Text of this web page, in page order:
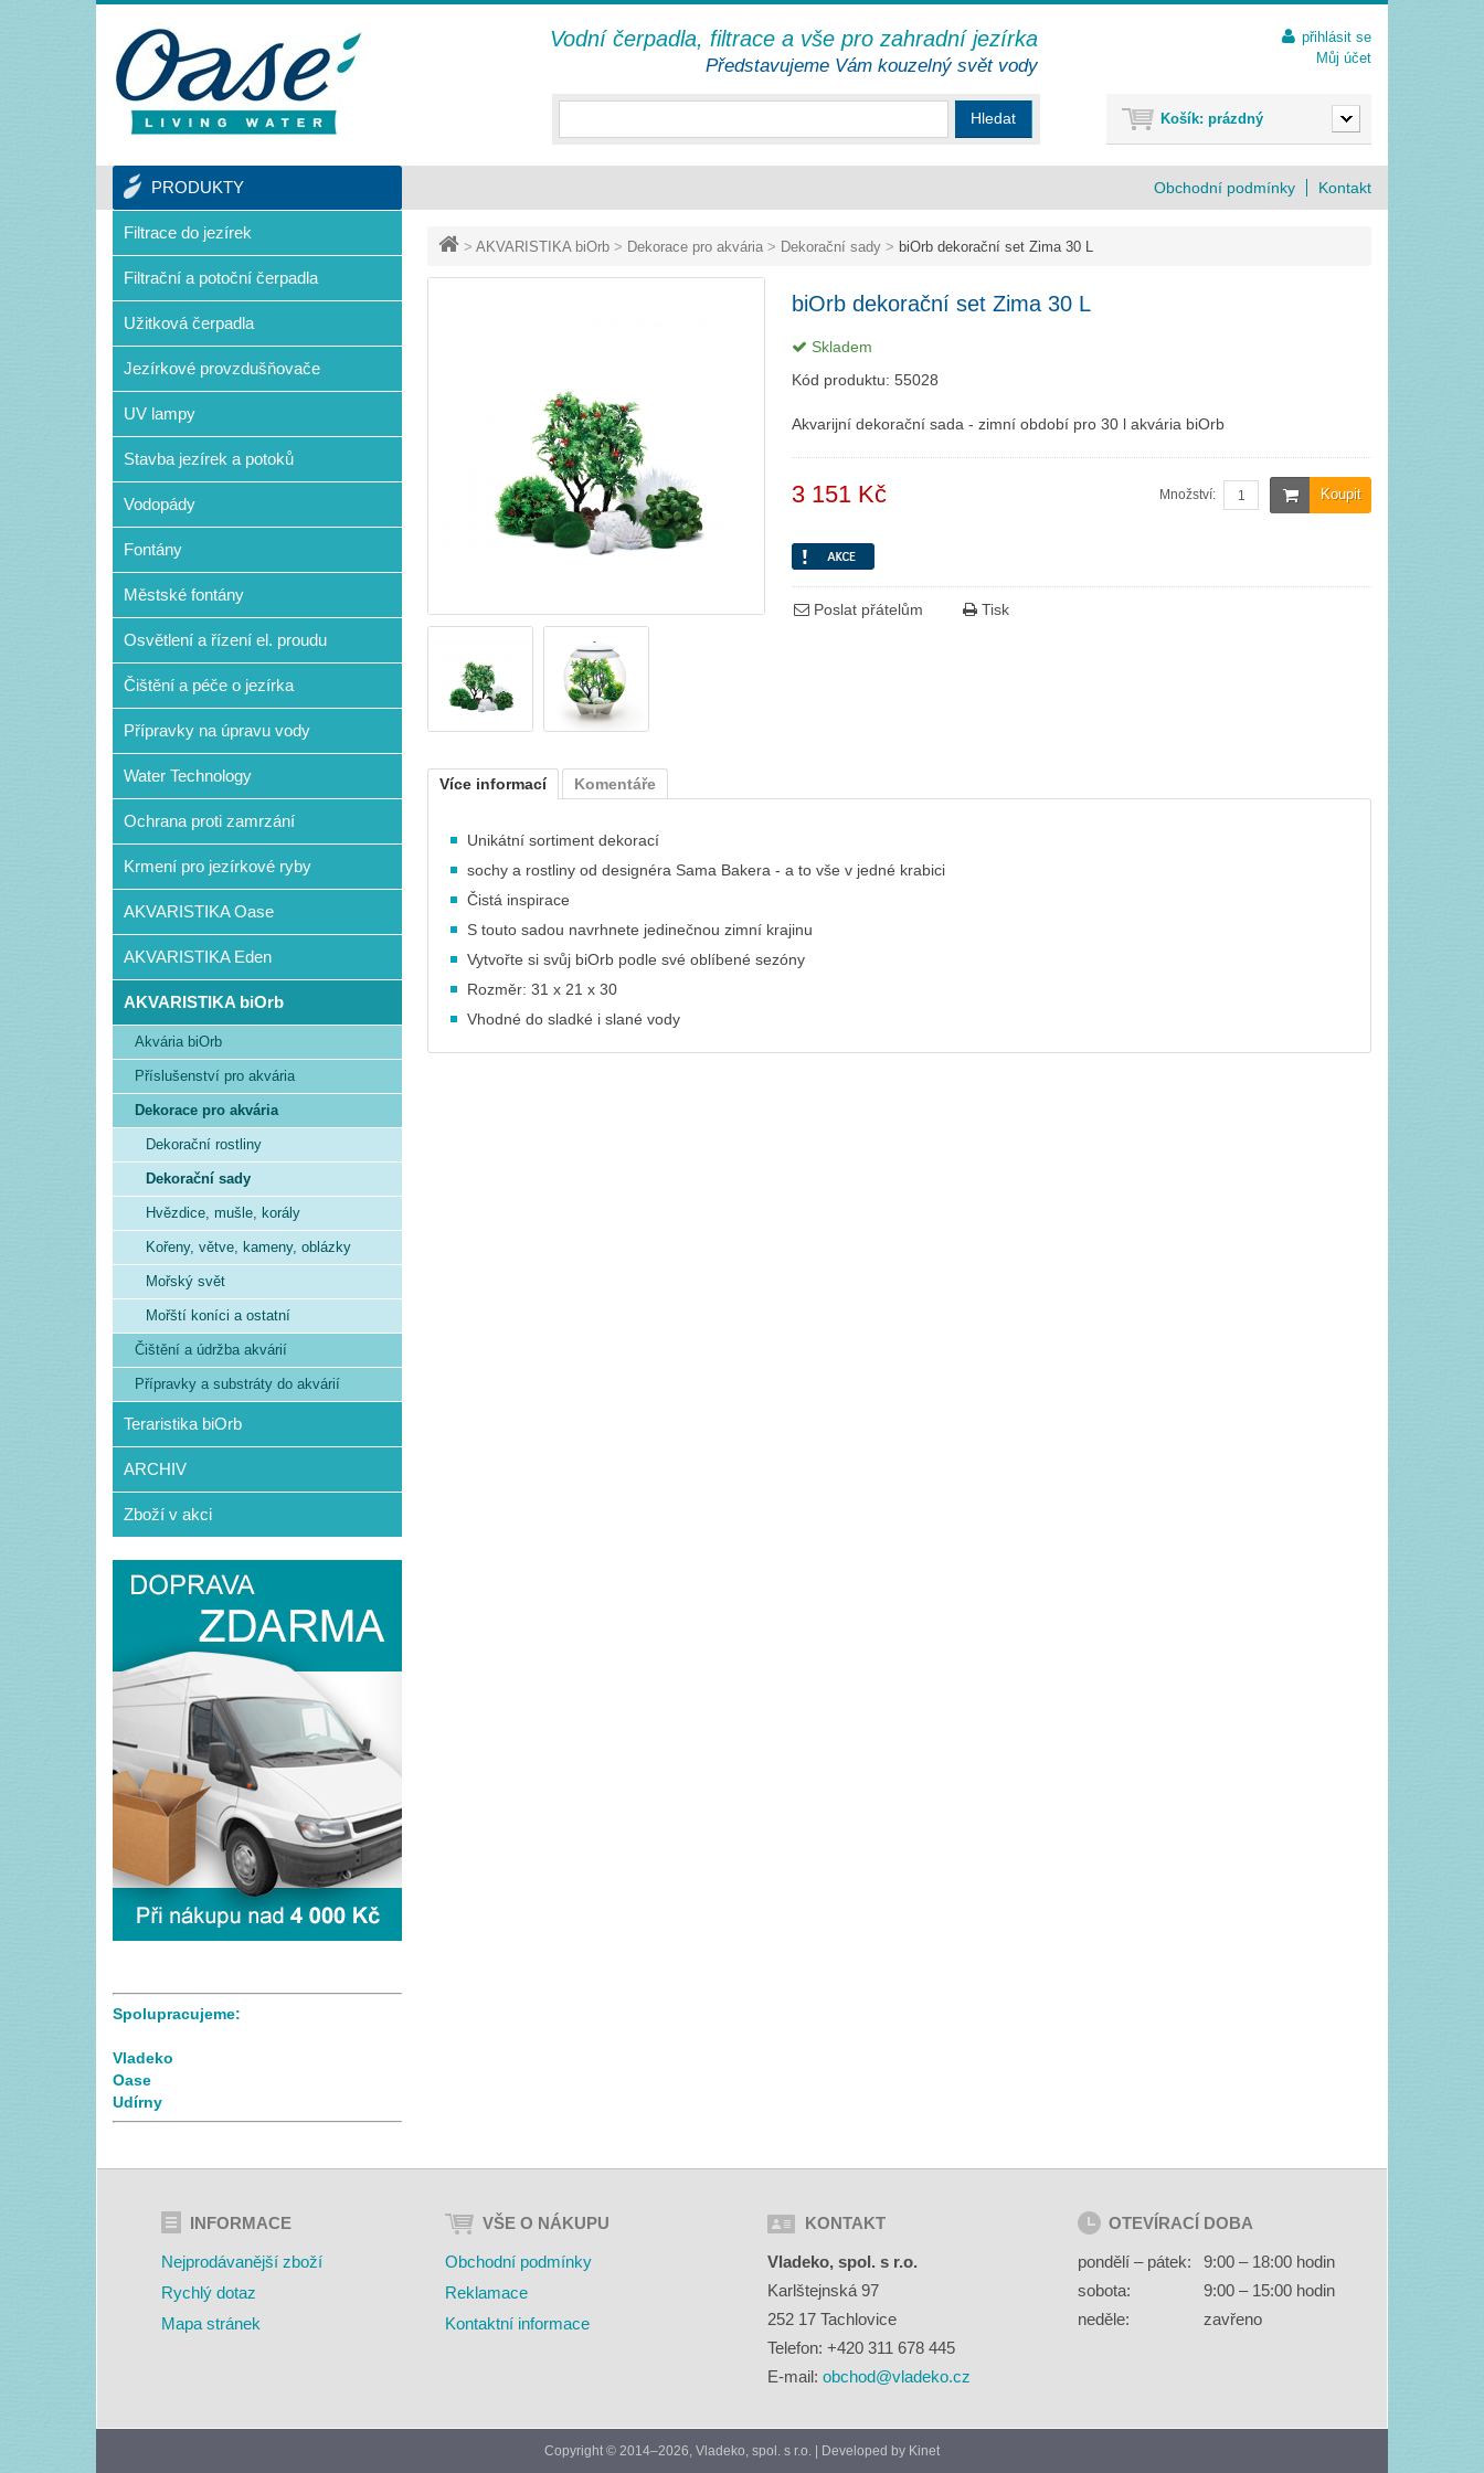
> AKVARISTIKA biOrb > Dekorace pro akvária > Dekorační sady > biOrb dekorační set Zima 30 L
biOrb dekorační set Zima 30 L
Skladem
Kód produktu: 55028
Akvarijní dekorační sada - zimní období pro 30 l akvária biOrb
3 151 Kč Koupit
Množství:
Poslat přátelům Tisk
Více informací Komentáře
Unikátní sortiment dekorací
sochy a rostliny od designéra Sama Bakera - a to vše v jedné krabici
Čistá inspirace
S touto sadou navrhnete jedinečnou zimní krajinu
Vytvořte si svůj biOrb podle své oblíbené sezóny
Rozměr: 31 x 21 x 30
Vhodné do sladké i slané vody
PRODUKTY
Filtrace do jezírek
Filtrační a potoční čerpadla
Užitková čerpadla
Jezírkové provzdušňovače
UV lampy
Stavba jezírek a potoků
Vodopády
Fontány
Městské fontány
Osvětlení a řízení el. proudu
Čištění a péče o jezírka
Přípravky na úpravu vody
Water Technology
Ochrana proti zamrzání
Krmení pro jezírkové ryby
AKVARISTIKA Oase
AKVARISTIKA Eden
AKVARISTIKA biOrb
Akvária biOrb
Příslušenství pro akvária
Dekorace pro akvária
Dekorační rostliny
Dekorační sady
Hvězdice, mušle, korály
Kořeny, větve, kameny, oblázky
Mořský svět
Mořští koníci a ostatní
Čištění a údržba akvárií
Přípravky a substráty do akvárií
Teraristika biOrb
ARCHIV
Zboží v akci
Spolupracujeme:
Vladeko
Oase
Udírny
Obchodní podmínky Kontakt
Hledat
přihlásit se
Můj účet
Košík: prázdný
Vodní čerpadla, filtrace a vše pro zahradní jezírka
Představujeme Vám kouzelný svět vody
INFORMACE
Nejprodávanější zboží
Rychlý dotaz
Mapa stránek
VŠE O NÁKUPU
Obchodní podmínky
Reklamace
Kontaktní informace
KONTAKT
Vladeko, spol. s r.o.
Karlštejnská 97
252 17 Tachlovice
Telefon: +420 311 678 445
E-mail:obchod@vladeko.cz
OTEVÍRACÍ DOBA
pondělí – pátek:
9:00 – 18:00 hodin
sobota:
9:00 – 15:00 hodin
neděle:
zavřeno
Copyright © 2014–2026, Vladeko, spol. s r.o. | Developed by Kinet